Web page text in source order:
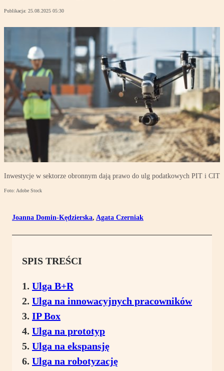
Publikacja: 25.08.2025 05:30
Inwestycje w sektorze obronnym dają prawo do ulg podatkowych PIT i CIT
Foto: Adobe Stock
Joanna Domin-Kędzierska, Agata Czerniak
SPIS TREŚCI
Ulga B+R
Ulga na innowacyjnych pracowników
IP Box
Ulga na prototyp
Ulga na ekspansję
Ulga na robotyzację